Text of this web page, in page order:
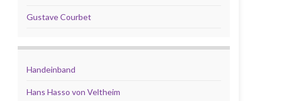
Gustave Courbet
Handeinband
Hans Hasso von Veltheim